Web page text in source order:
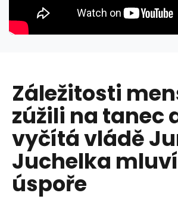
Záležitosti
zúžili na tanec
vyčítá vládě
Juchelka
úspoře